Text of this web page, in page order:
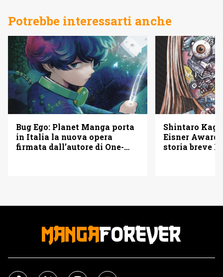
Potrebbe interessarti anche
Bug Ego: Planet Manga porta
in Italia la nuova opera
firmata dall’autore di One-
Shintaro
Eisner
storia breve